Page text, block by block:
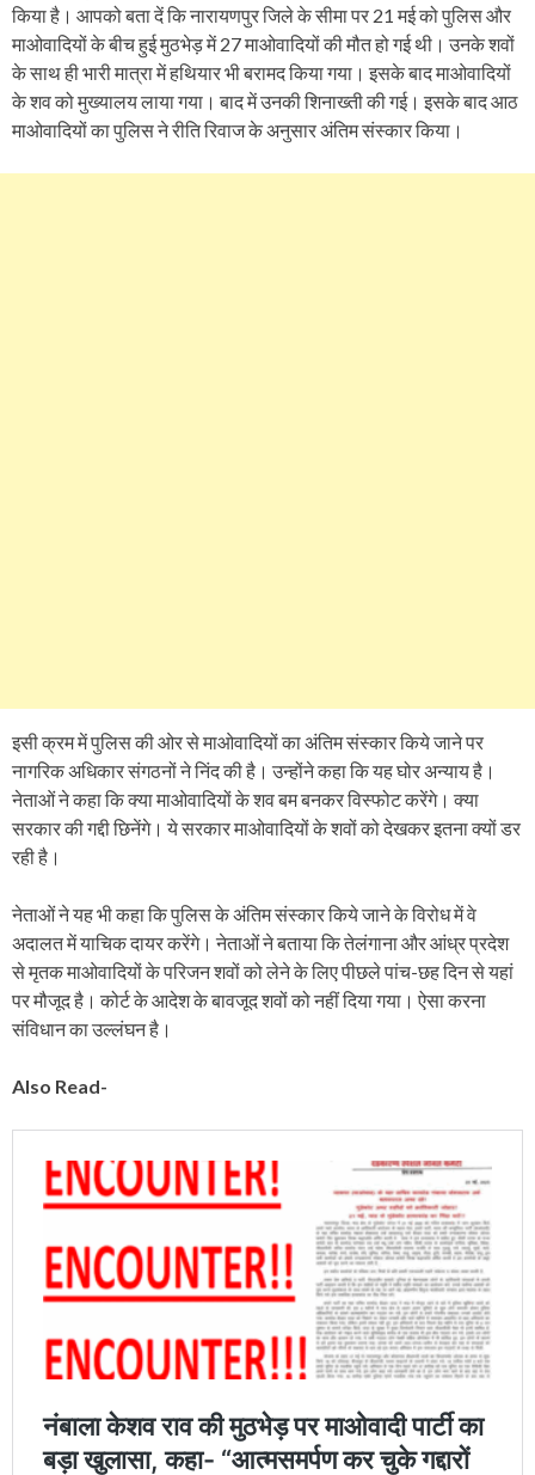
किया है। आपको बता दें कि नारायणपुर जिले के सीमा पर 21 मई को पुलिस और
माओवादियों के बीच हुई मुठभेड़ में 27 माओवादियों की मौत हो गई थी। उनके शवों
के साथ ही भारी मात्रा में हथियार भी बरामद किया गया। इसके बाद माओवादियों
के शव को मुख्यालय लाया गया। बाद में उनकी शिनाख्ती की गई। इसके बाद आठ
माओवादियों का पुलिस ने रीति रिवाज के अनुसार अंतिम संस्कार किया।
इसी क्रम में पुलिस की ओर से माओवादियों का अंतिम संस्कार किये जाने पर
नागरिक अधिकार संगठनों ने निंद की है। उन्होंने कहा कि यह घोर अन्याय है।
नेताओं ने कहा कि क्या माओवादियों के शव बम बनकर विस्फोट करेंगे। क्या
सरकार की गद्दी छिनेंगे। ये सरकार माओवादियों के शवों को देखकर इतना क्यों डर
रही है।
नेताओं ने यह भी कहा कि पुलिस के अंतिम संस्कार किये जाने के विरोध में वे
अदालत में याचिक दायर करेंगे। नेताओं ने बताया कि तेलंगाना और आंध्र प्रदेश
से मृतक माओवादियों के परिजन शवों को लेने के लिए पीछले पांच-छह दिन से यहां
पर मौजूद है। कोर्ट के आदेश के बावजूद शवों को नहीं दिया गया। ऐसा करना
संविधान का उल्लंघन है।
Also Read-